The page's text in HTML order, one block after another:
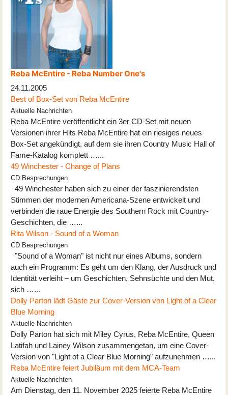
Reba McEntire - Reba Number One's
24.11.2005
Best of Box-Set von Reba McEntire
Aktuelle Nachrichten
Reba McEntire veröffentlicht ein 3er CD-Set mit neuen
Versionen ihrer Hits Reba McEntire hat ein riesiges neues
Box-Set angekündigt, auf dem sie ihren Country Music Hall of
Fame-Katalog komplett …...
49 Winchester - Change of Plans
CD Besprechungen
49 Winchester haben sich zu einer der faszinierendsten
Stimmen der modernen Americana-Szene entwickelt und
verbinden die raue Energie des Southern Rock mit Country-
Geschichten, die …...
Rita Wilson - Sound of a Woman
CD Besprechungen
"Sound of a Woman" ist nicht nur eines Albums, sondern
auch ein Programm: Es geht um den Klang, der Ausdruck und
Identität verleiht – um Geschichten, Sehnsüchte und den Mut,
sich …...
Dolly Parton lädt Gäste zur Cover-Version von Light of a Clear
Blue Morning
Aktuelle Nachrichten
Dolly Parton hat sich mit Miley Cyrus, Reba McEntire, Queen
Latifah und Lainey Wilson zusammengetan, um eine Cover-
Version von "Light of a Clear Blue Morning" aufzunehmen …...
Reba McEntire feiert Jubiläum mit dem MCA-Team
Aktuelle Nachrichten
Am Dienstag, den 11. November 2025 feierte Reba McEntire